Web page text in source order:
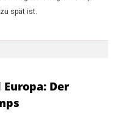
spät ist.
Der